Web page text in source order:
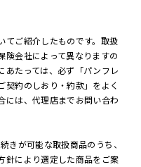
てご紹介したものです。取扱
険会社によって異なりますの
あたっては、必ず「パンフレ
契約のしおり・約款」をよく
には、代理店までお問い合わ
きが可能な取扱商品のうち、
針により選定した商品をご案